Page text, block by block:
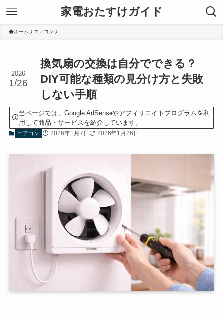
家電おたすけガイド
ホーム エアコン
換気扇の交換は自分でできる？
DIY可能な種類の見分け方と失敗
しない手順
2026
1/26
当ページでは、Google AdSenseやアフィリエイトプログラムを利
用して商品・サービスを紹介しています。
エアコン 2026年1月7日 2026年1月26日